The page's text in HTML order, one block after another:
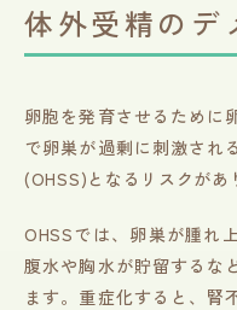
体外受精のデ
卵胞を発育させるために
で卵巣が過剰に刺激され
(OHSS)となるリスクがあ
OHSSでは、卵巣が腫れ
腹水や胸水が貯留するな
ます。重症化すると、腎